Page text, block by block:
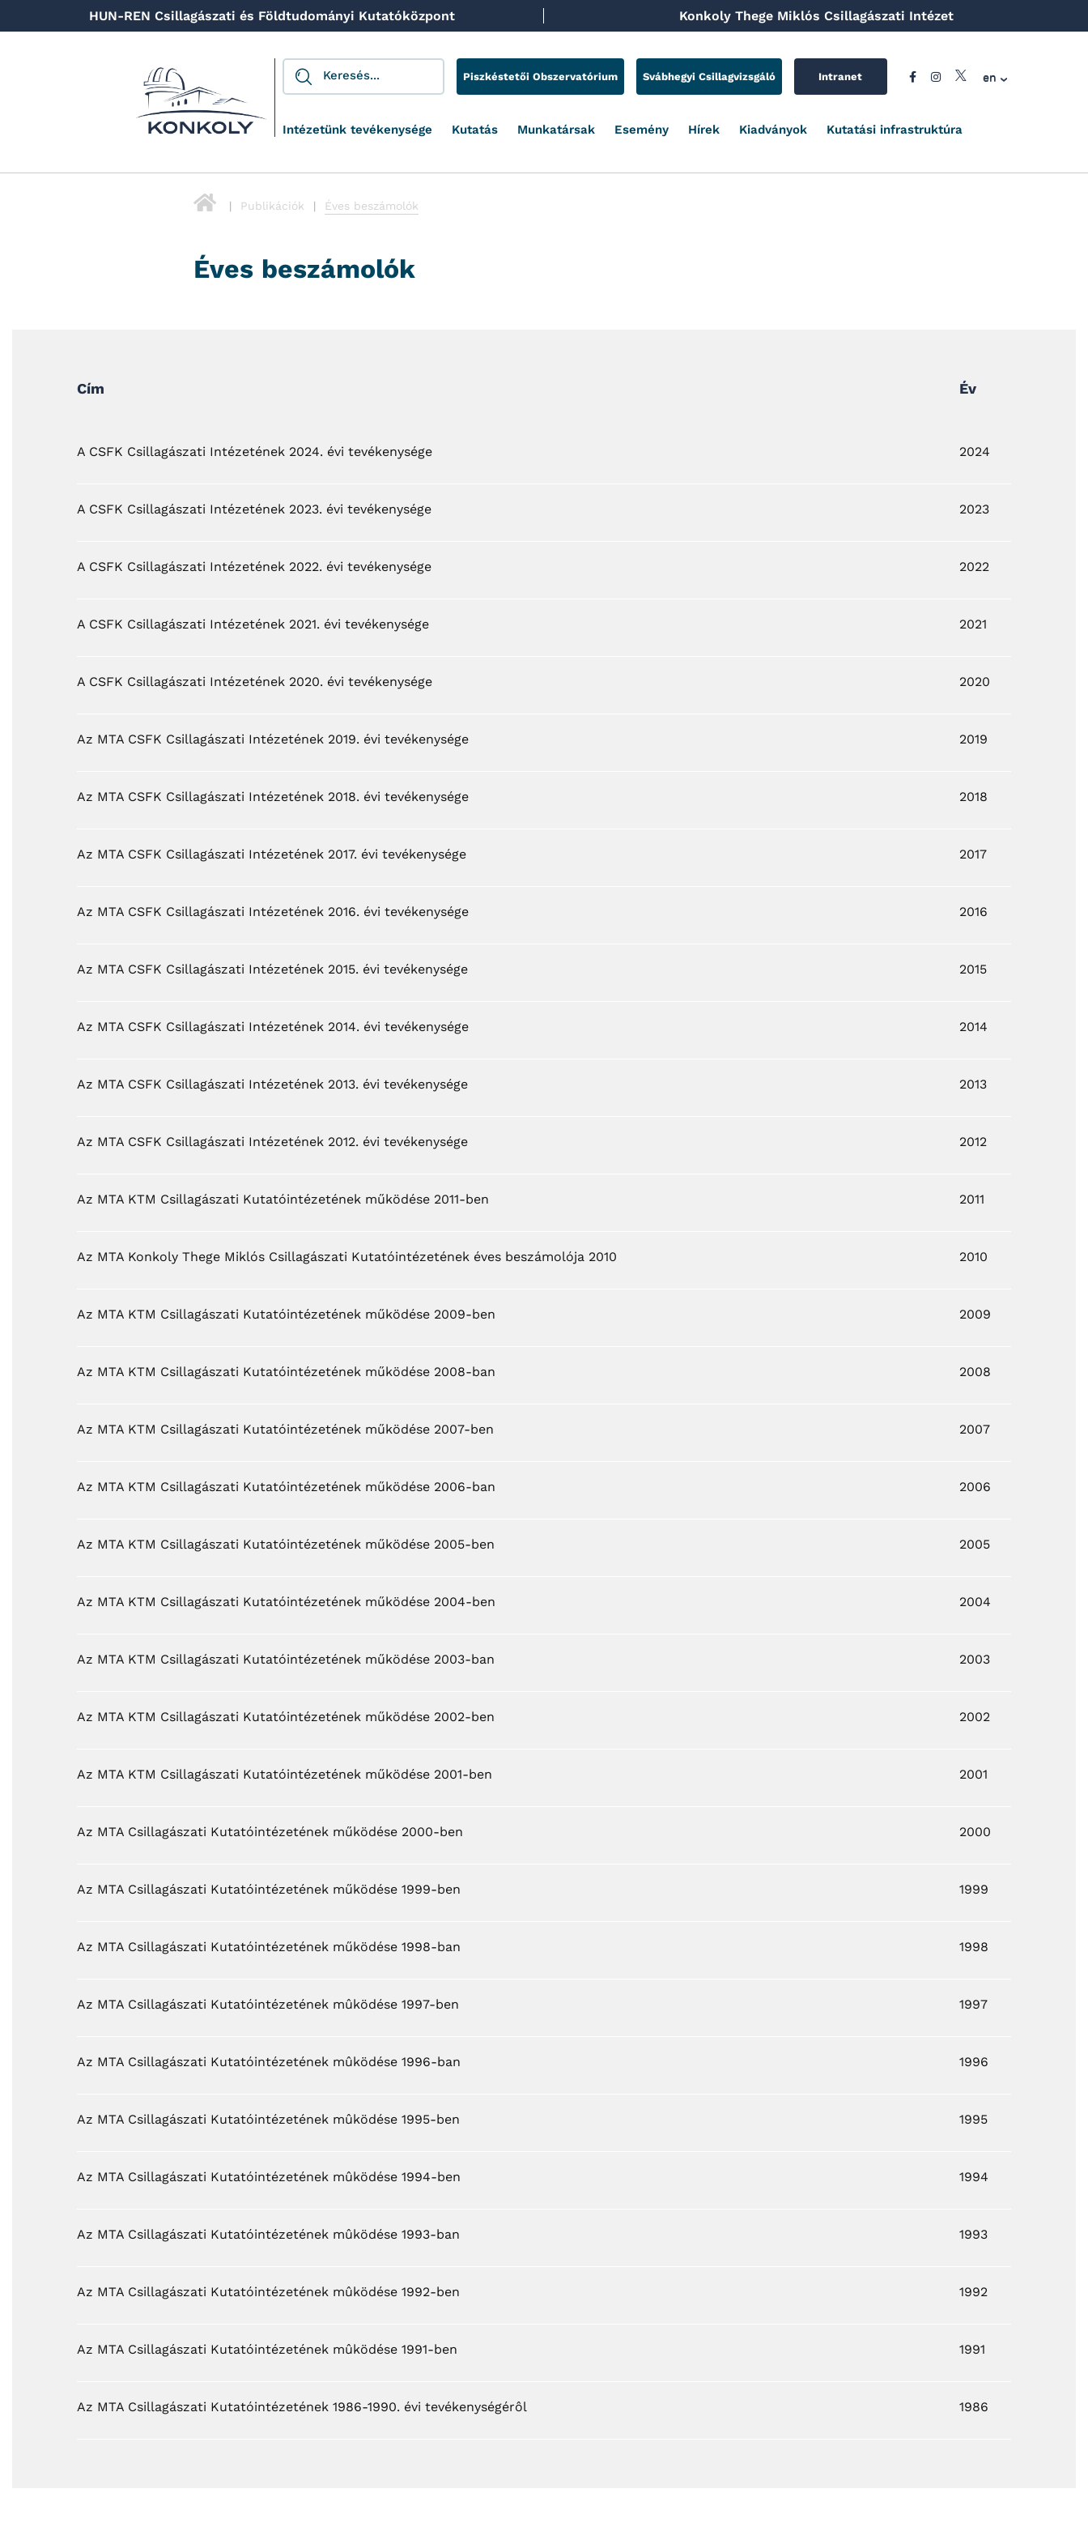
HUN-REN Csillagászati és Földtudományi Kutatóközpont Konkoly Thege Miklós Csillagászati Intézet
Piszkéstetői Obszervatórium Svábhegyi Csillagvizsgáló Intranet en
Intézetünk tevékenysége Kutatás Munkatársak Esemény Hírek Kiadványok Kutatási infrastruktúra
Publikációk Éves beszámolók
Éves beszámolók
Cím Év
A CSFK Csillagászati Intézetének 2024. évi tevékenysége 2024
A CSFK Csillagászati Intézetének 2023. évi tevékenysége 2023
A CSFK Csillagászati Intézetének 2022. évi tevékenysége 2022
A CSFK Csillagászati Intézetének 2021. évi tevékenysége 2021
A CSFK Csillagászati Intézetének 2020. évi tevékenysége 2020
Az MTA CSFK Csillagászati Intézetének 2019. évi tevékenysége 2019
Az MTA CSFK Csillagászati Intézetének 2018. évi tevékenysége 2018
Az MTA CSFK Csillagászati Intézetének 2017. évi tevékenysége 2017
Az MTA CSFK Csillagászati Intézetének 2016. évi tevékenysége 2016
Az MTA CSFK Csillagászati Intézetének 2015. évi tevékenysége 2015
Az MTA CSFK Csillagászati Intézetének 2014. évi tevékenysége 2014
Az MTA CSFK Csillagászati Intézetének 2013. évi tevékenysége 2013
Az MTA CSFK Csillagászati Intézetének 2012. évi tevékenysége 2012
Az MTA KTM Csillagászati Kutatóintézetének működése 2011-ben 2011
Az MTA Konkoly Thege Miklós Csillagászati Kutatóintézetének éves beszámolója 2010 2010
Az MTA KTM Csillagászati Kutatóintézetének működése 2009-ben 2009
Az MTA KTM Csillagászati Kutatóintézetének működése 2008-ban 2008
Az MTA KTM Csillagászati Kutatóintézetének működése 2007-ben 2007
Az MTA KTM Csillagászati Kutatóintézetének működése 2006-ban 2006
Az MTA KTM Csillagászati Kutatóintézetének működése 2005-ben 2005
Az MTA KTM Csillagászati Kutatóintézetének működése 2004-ben 2004
Az MTA KTM Csillagászati Kutatóintézetének működése 2003-ban 2003
Az MTA KTM Csillagászati Kutatóintézetének működése 2002-ben 2002
Az MTA KTM Csillagászati Kutatóintézetének működése 2001-ben 2001
Az MTA Csillagászati Kutatóintézetének működése 2000-ben 2000
Az MTA Csillagászati Kutatóintézetének működése 1999-ben 1999
Az MTA Csillagászati Kutatóintézetének működése 1998-ban 1998
Az MTA Csillagászati Kutatóintézetének mûködése 1997-ben 1997
Az MTA Csillagászati Kutatóintézetének mûködése 1996-ban 1996
Az MTA Csillagászati Kutatóintézetének mûködése 1995-ben 1995
Az MTA Csillagászati Kutatóintézetének mûködése 1994-ben 1994
Az MTA Csillagászati Kutatóintézetének mûködése 1993-ban 1993
Az MTA Csillagászati Kutatóintézetének mûködése 1992-ben 1992
Az MTA Csillagászati Kutatóintézetének mûködése 1991-ben 1991
Az MTA Csillagászati Kutatóintézetének 1986-1990. évi tevékenységérôl 1986